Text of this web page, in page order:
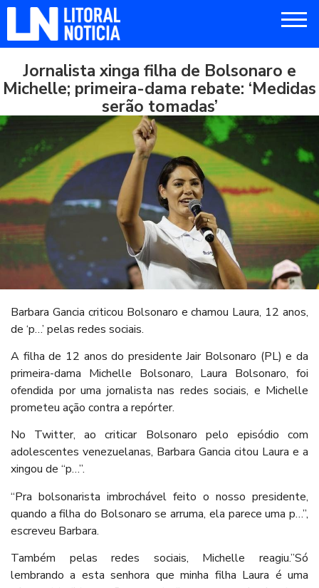
Jornalista xinga filha de Bolsonaro e
Michelle; primeira-dama rebate: ‘Medidas
serão tomadas’
Barbara Gancia criticou Bolsonaro e chamou Laura, 12 anos,
de ‘p…’ pelas redes sociais.
A filha de 12 anos do presidente Jair Bolsonaro (PL) e da
primeira-dama Michelle Bolsonaro, Laura Bolsonaro, foi
ofendida por uma jornalista nas redes sociais, e Michelle
prometeu ação contra a repórter.
No Twitter, ao criticar Bolsonaro pelo episódio com
adolescentes venezuelanas, Barbara Gancia citou Laura e a
xingou de “p…”.
“Pra bolsonarista imbrochável feito o nosso presidente,
quando a filha do Bolsonaro se arruma, ela parece uma p…”,
escreveu Barbara.
Também pelas redes sociais, Michelle reagiu.”Só
lembrando a esta senhora que minha filha Laura é uma